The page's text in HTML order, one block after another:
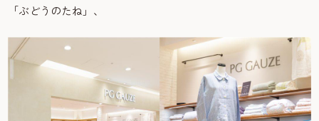
「ぶどうのたね」、